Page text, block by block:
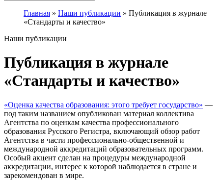
Главная » Наши публикации » Публикация в журнале
«Стандарты и качество»
Наши публикации
Публикация в журнале
«Стандарты и качество»
«Оценка качества образования: этого требует государство» —
под таким названием опубликован материал коллектива
Агентства по оценкам качества профессионального
образования Русского Регистра, включающий обзор работ
Агентства в части профессионально-общественной и
международной аккредитаций образовательных программ.
Особый акцент сделан на процедуры международной
аккредитации, интерес к которой наблюдается в стране и
зарекомендован в мире.